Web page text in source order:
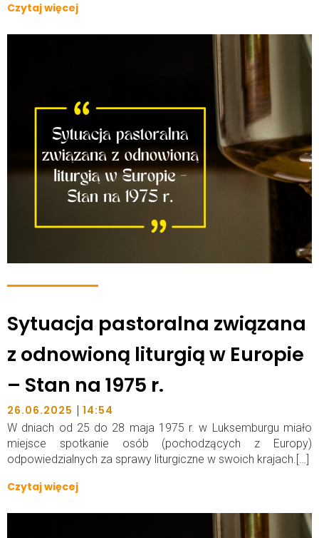
Czytaj więcej
Sytuacja pastoralna związana
z odnowioną liturgią w Europie
– Stan na 1975 r.
26.06.2025 | 14:54
W dniach od 25 do 28 maja 1975 r. w Luksemburgu miało
miejsce spotkanie osób (pochodzących z Europy)
odpowiedzialnych za sprawy liturgiczne w swoich krajach.[…]
Czytaj więcej